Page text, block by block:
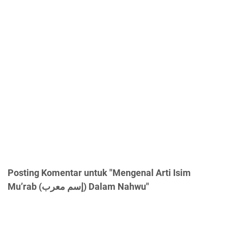
Posting Komentar untuk "Mengenal Arti Isim
Mu’rab (إسم معرب) Dalam Nahwu"